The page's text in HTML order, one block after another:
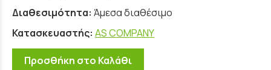
Διαθεσιμότητα: Άμεσα διαθέσιμο
Κατασκευαστής: AS COMPANY
Προσθήκη στο Καλάθι